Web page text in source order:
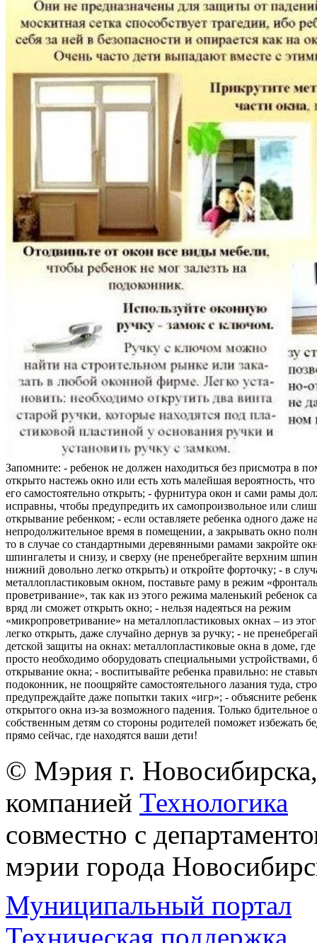
Запомните: - ребенок не должен находиться без присмотра в
открыто настежь окно или есть хоть малейшая вероятность,
его самостоятельно открыть; - фурнитура окон и сами рамы
исправны, чтобы предупредить их самопроизвольное или
открывание ребенком; - если оставляете ребенка одного даже
непродолжительное время в помещении, а закрывать окно
то в случае со стандартными деревянными рамами закройте
шпингалеты и снизу, и сверху (не пренебрегайте верхним
нижний довольно легко открыть) и откройте форточку; - в
металлопластиковым окном, поставьте раму в режим
проветривание», так как из этого режима маленький ребенок
вряд ли сможет открыть окно; - нельзя надеяться на режим
«микропроветривание» на металлопластиковых окнах – из
легко открыть, даже случайно дернув за ручку; - не
детской защиты на окнах: металлопластиковые окна в доме, где
просто необходимо оборудовать специальными
открывание окна; - воспитывайте ребенка правильно: не
подоконник, не поощряйте самостоятельного лазания туда,
предупреждайте даже попытки таких «игр»; - объясните
открытого окна из-за возможного падения. Только бдительное
собственным детям со стороны родителей поможет избежать
прямо сейчас, где находятся ваши дети!
© Мэрия г.
компанией Технологика
совместно с
мэрии города
Муниципальный портал